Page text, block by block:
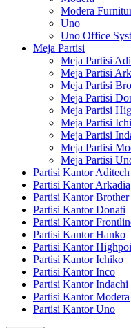
Modera
Uno
Uno Office
Meja Partisi
Meja Partisi
Meja Partisi
Meja Partisi
Meja Partisi
Meja Partisi
Meja Partisi
Meja Partisi
Meja Partisi
Meja Partisi
Partisi Kantor Aditech
Partisi Kantor Arkadia
Partisi Kantor Brother
Partisi Kantor Donati
Partisi Kantor
Partisi Kantor Hanko
Partisi Kantor
Partisi Kantor Ichiko
Partisi Kantor Inco
Partisi Kantor Indachi
Partisi Kantor Modera
Partisi Kantor Uno